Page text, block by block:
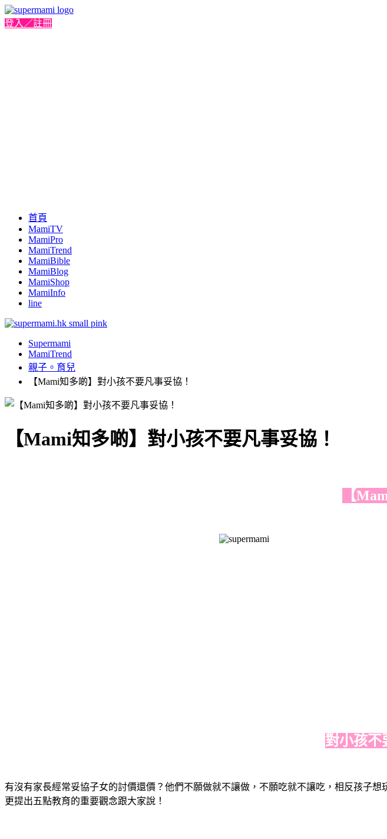
登入／註冊
首頁
MamiTV
MamiPro
MamiTrend
MamiBible
MamiBlog
MamiShop
MamiInfo
line
Supermami
MamiTrend
親子。育兒
【Mami知多啲】對小孩不要凡事妥協！
【Mami知多啲】對小孩不要凡事妥協！
【
對小孩不
有沒有家長經常妥協子女的討價還價？他們不願做就不讓做，不願吃就不讓吃，相反孩子
更提出五點教育的重要觀念跟大家說！